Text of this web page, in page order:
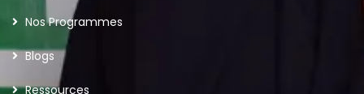
Nos Programmes
Blogs
Ressources